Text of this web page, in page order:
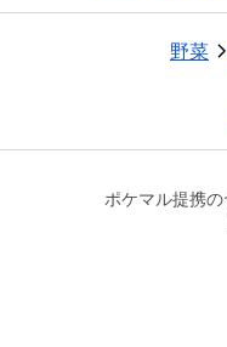
野菜
ポケマル提携